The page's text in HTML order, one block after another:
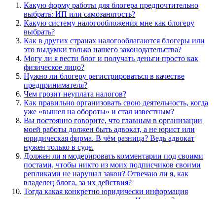
Какую форму работы для блогера предпочтительно
выбрать: ИП или самозанятость?
Какую систему налогообложения мне как блогеру
выбрать?
Как в других странах налогооблагаются блогеры или
это выдумки только нашего законодательства?
Могу ли я вести блог и получать деньги просто как
физическое лицо?
Нужно ли блогеру регистрироваться в качестве
предпринимателя?
Чем грозит неуплата налогов?
Как правильно организовать свою деятельность, когда
уже «вышел на обороты» и стал известным?
Вы постоянно говорите, что главным в организации
моей работы должен быть адвокат, а не юрист или
юридическая фирма. В чём разница? Ведь адвокат
нужен только в суде.
Должен ли я модерировать комментарии под своими
постами, чтобы никто из моих подписчиков своими
репликами не нарушал закон? Отвечаю ли я, как
владелец блога, за их действия?
Тогда какая конкретно юридически информация